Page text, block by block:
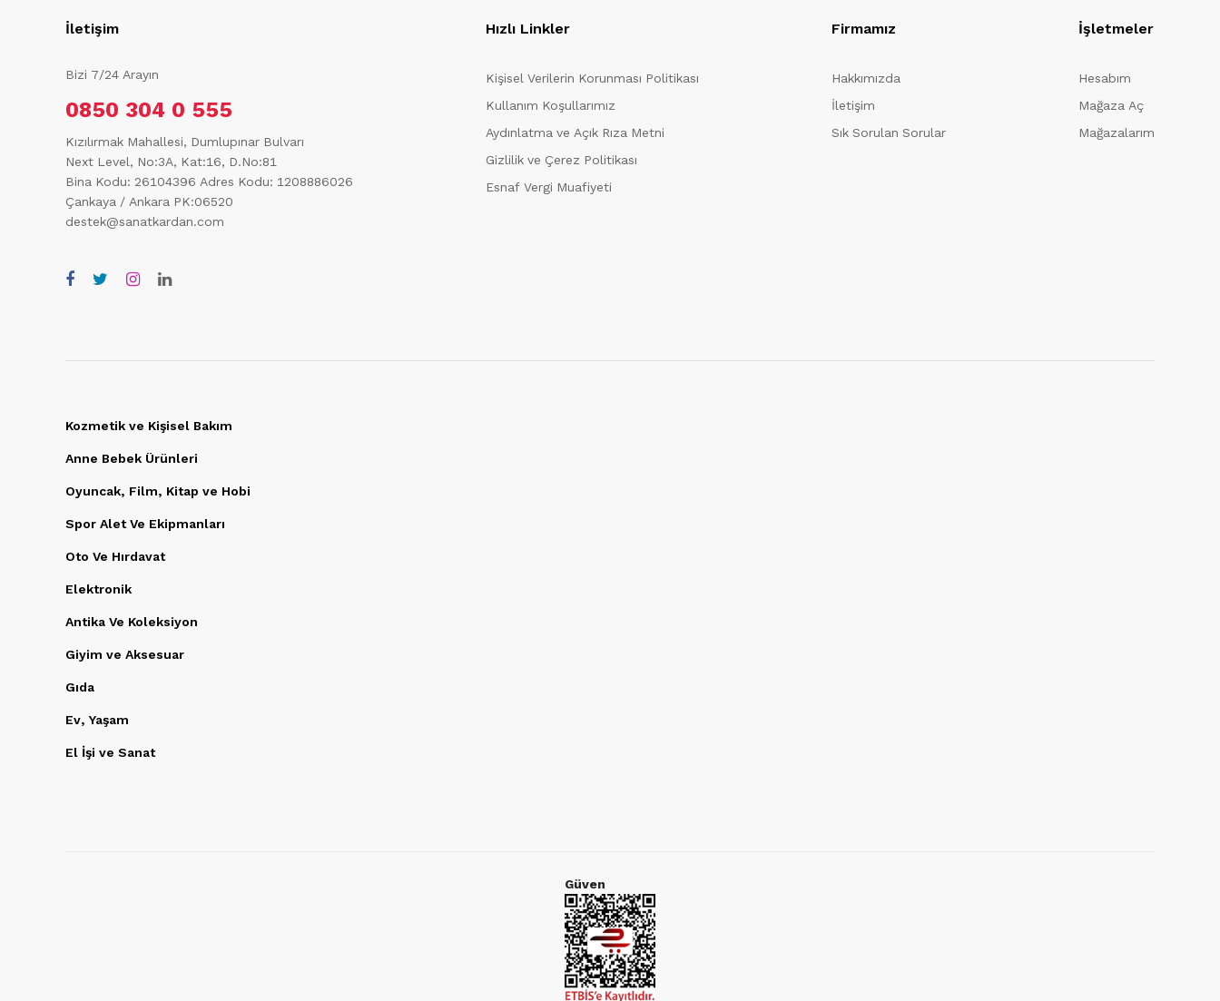
İletişim
Bizi 7/24 Arayın
0850 304 0 555
Kızılırmak Mahallesi, Dumlupınar Bulvarı
Next Level, No:3A, Kat:16, D.No:81
Bina Kodu: 26104396 Adres Kodu: 1208886026
Çankaya / Ankara PK:06520
destek@sanatkardan.com
Hızlı Linkler
Kişisel Verilerin Korunması Politikası
Kullanım Koşullarımız
Aydınlatma ve Açık Rıza Metni
Gizlilik ve Çerez Politikası
Esnaf Vergi Muafiyeti
Firmamız
Hakkımızda
İletişim
Sık Sorulan Sorular
İşletmeler
Hesabım
Mağaza Aç
Mağazalarım
Kozmetik ve Kişisel Bakım
Anne Bebek Ürünleri
Oyuncak, Film, Kitap ve Hobi
Spor Alet Ve Ekipmanları
Oto Ve Hırdavat
Elektronik
Antika Ve Koleksiyon
Giyim ve Aksesuar
Gıda
Ev, Yaşam
El İşi ve Sanat
Güven